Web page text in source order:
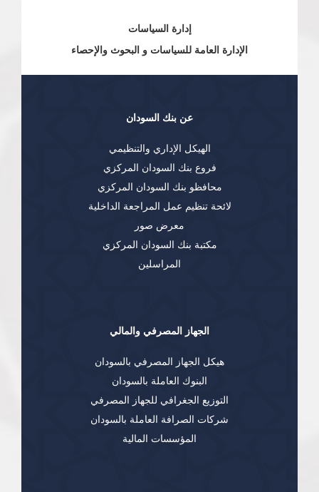
إدارة السياسات
الإدارة العامة للسياسات و البحوث والإحصاء
عن بنك السودان
الهيكل الإداري والتنظيمي
فروع بنك السودان المركزي
محافظو بنك السودان المركزي
لائحة تنظيم عمل المراجعة الداخلية
معرض صور
مكتبة بنك السودان المركزي
المراسلين
الجهاز المصرفي والمالي
هيكل الجهاز المصرفي بالسودان
البنوك العاملة بالسودان
التوزيع الجغرافي للجهاز المصرفي
شركات الصرافة العاملة بالسودان
المؤسسات المالية